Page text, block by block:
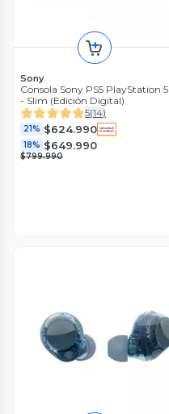
Sony
Consola Sony PS5 PlayStation 5
- Slim (Edición Digital)
5(14)
21% $624.990
18% $649.990
$799.990